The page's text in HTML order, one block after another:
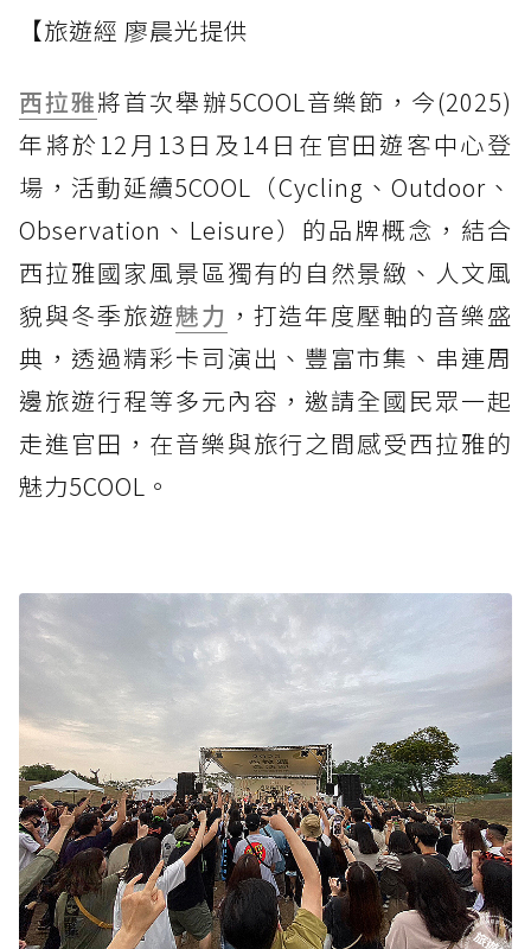
【旅遊經 廖晨光提供
西拉雅將首次舉辦5COOL音樂節，今(2025)
年將於12月13日及14日在官田遊客中心登
場，活動延續5COOL（Cycling、Outdoor、
Observation、Leisure）的品牌概念，結合
西拉雅國家風景區獨有的自然景緻、人文風
貌與冬季旅遊魅力 ，打造年度壓軸的音樂盛
典，透過精彩卡司演出、豐富市集、串連周
邊旅遊行程等多元內容，邀請全國民眾一起
走進官田，在音樂與旅行之間感受西拉雅的
魅力5COOL。